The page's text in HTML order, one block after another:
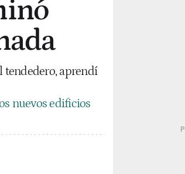
tendedero, aprendí
nuevos edificios